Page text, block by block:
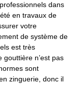
dans
en travaux de
votre
de système de
est très
n’est pas
sont
zinguerie, donc il